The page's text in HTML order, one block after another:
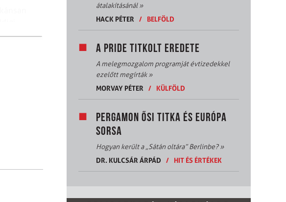
átalakításánál»
HACK PÉTER
/ BELFÖLD
A PRIDE TITKOLT EREDETE
A melegmozgalom programját évtizedekkel
ezelőtt megírták»
MORVAY PÉTER
/ KÜLFÖLD
PERGAMON ŐSI TITKA ÉS EURÓPA
SORSA
Hogyan került a „Sátán oltára” Berlinbe?»
DR. KULCSÁR ÁRPÁD
/ HIT ÉS ÉRTÉKEK